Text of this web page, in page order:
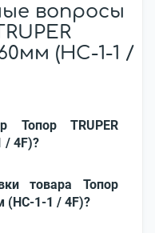
вопросы
(HC-1-1 /
TRUPER
/ 4F)?
товара Топор
(HC-1-1 / 4F)?